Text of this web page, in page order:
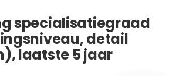
specialisatiegraad
detail
laatste 5 jaar